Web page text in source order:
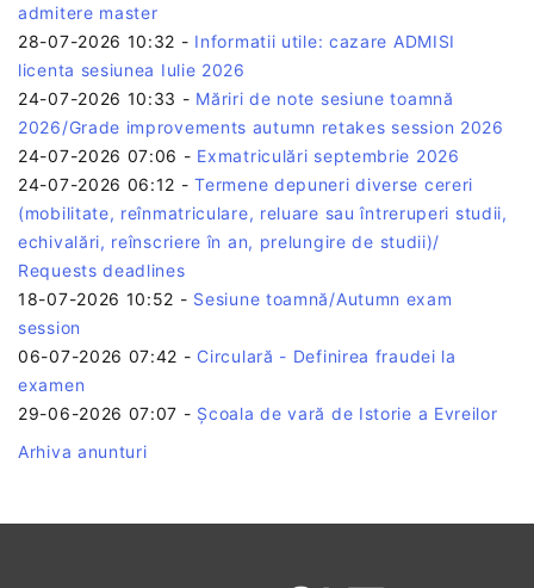
admitere master
28-07-2026 10:32 - Informatii utile: cazare ADMISI
licenta sesiunea Iulie 2026
24-07-2026 10:33 - Măriri de note sesiune toamnă
2026/Grade improvements autumn retakes session 2026
24-07-2026 07:06 - Exmatriculări septembrie 2026
24-07-2026 06:12 -Termene depuneri diverse cereri
(mobilitate, reînmatriculare, reluare sau întreruperi studii,
echivalări, reînscriere în an, prelungire de studii)/
Requests deadlines
18-07-2026 10:52 - Sesiune toamnă/Autumn exam
session
06-07-2026 07:42 - Circulară - Definirea fraudei la
examen
29-06-2026 07:07 - Școala de vară de Istorie a Evreilor
Arhiva anunturi